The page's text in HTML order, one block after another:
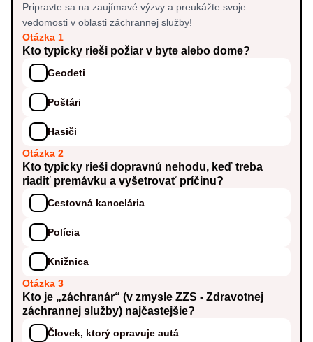
Pripravte sa na zaujímavé výzvy a preukážte svoje
vedomosti v oblasti záchrannej služby!
Otázka 1
Kto typicky rieši požiar v byte alebo dome?
Geodeti
Poštári
Hasiči
Otázka 2
Kto typicky rieši dopravnú nehodu, keď treba
riadiť premávku a vyšetrovať príčinu?
Cestovná kancelária
Polícia
Knižnica
Otázka 3
Kto je „záchranár“ (v zmysle ZZS - Zdravotnej
záchrannej služby) najčastejšie?
Človek, ktorý opravuje autá